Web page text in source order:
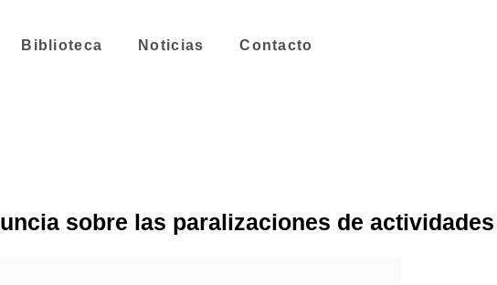
Biblioteca Noticias Contacto
sobre las paralizaciones de